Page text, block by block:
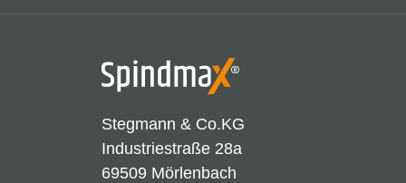
Stegmann & Co.KG
Industriestraße 28a
69509 Mörlenbach